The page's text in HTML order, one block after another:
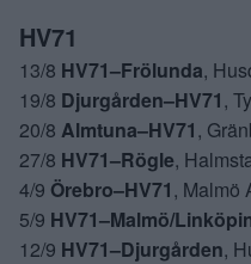
HV71
13/8 HV71–Frölunda,
19/8 Djurgården–HV71,
20/8 Almtuna–HV71,
27/8 HV71–Rögle,
4/9 Örebro–HV71, Malmö
5/9 HV71–Malmö/
12/9 HV71–Djurgården,